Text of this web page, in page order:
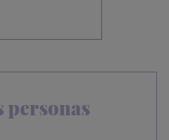
personas